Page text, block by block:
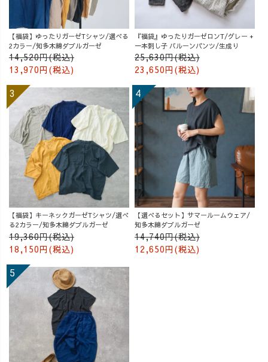
【福袋】ゆったりガーゼTシャツ/選べる
2カラー/知多木綿ダブルガーゼ
14,520円(税込)
13,970円(税込)
『福袋』ゆったりガーゼロンT/グレー +
一本刺し子 バルーンパンツ/生成り
25,630円(税込)
23,650円(税込)
【福袋】キーネックガーゼTシャツ/選べ
る2カラー/知多木綿ダブルガーゼ
19,360円(税込)
18,150円(税込)
【選べるセット】サマールームウェア/
知多木綿ダブルガーゼ
14,740円(税込)
12,650円(税込)